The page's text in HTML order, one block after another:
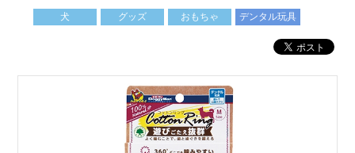
会社情報
犬 グッズ おもちゃ デンタル玩具